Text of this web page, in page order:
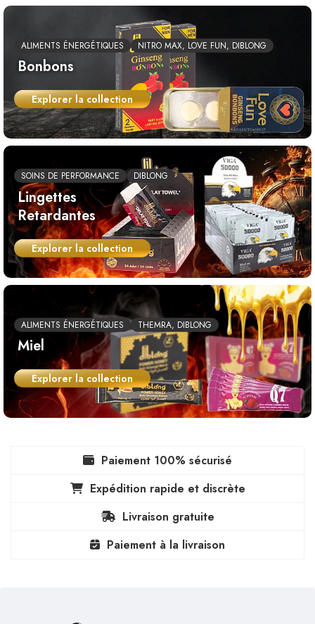
ALIMENTS ÉNERGÉTIQUES NITRO MAX, LOVE FUN, DIBLONG
Bonbons
Explorer la collection
SOINS DE PERFORMANCE DIBLONG
Lingettes
Retardantes
Explorer la collection
ALIMENTS ÉNERGÉTIQUES THEMRA, DIBLONG
Miel
Explorer la collection
Paiement 100% sécurisé
Expédition rapide et discrète
Livraison gratuite
Paiement à la livraison